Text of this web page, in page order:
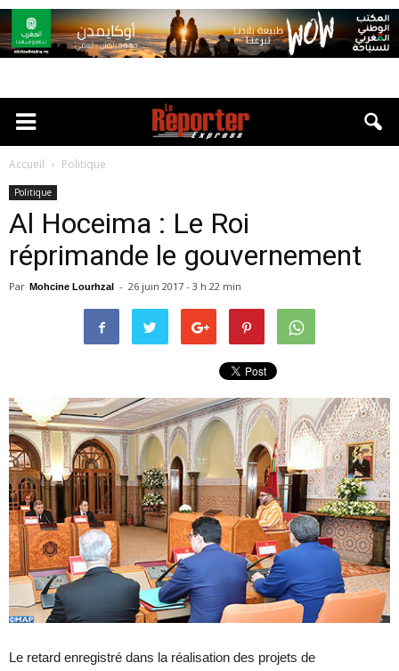
Accueil Politique
Politique
Al Hoceima : Le Roi
réprimande le gouvernement
Par Mohcine Lourhzal - 26 juin 2017 - 3 h 22 min
Le retard enregistré dans la réalisation des projets de